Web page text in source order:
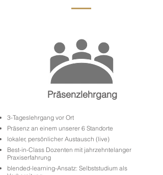
Präsenzlehrgang
3-Tageslehrgang vor Ort
Präsenz an einem unserer 6 Standorte
lokaler, persönlicher Austausch (live)
Best-in-Class Dozenten mit jahrzehntelanger
Praxiserfahrung
blended-learning-Ansatz: Selbststudium als